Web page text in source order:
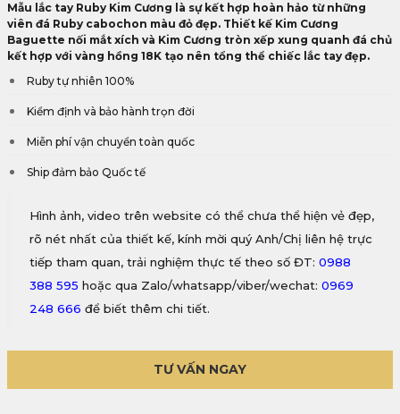
Mẫu lắc tay Ruby Kim Cương là sự kết hợp hoàn hảo từ những
viên đá Ruby cabochon màu đỏ đẹp. Thiết kế Kim Cương
Baguette nối mắt xích và Kim Cương tròn xếp xung quanh đá chủ
kết hợp với vàng hồng 18K tạo nên tổng thể chiếc lắc tay đẹp.
Ruby tự nhiên 100%
Kiểm định và bảo hành trọn đời
Miễn phí vận chuyển toàn quốc
Ship đảm bảo Quốc tế
Hình ảnh, video trên website có thể chưa thể hiện vẻ đẹp,
rõ nét nhất của thiết kế, kính mời quý Anh/Chị liên hệ trực
tiếp tham quan, trải nghiệm thực tế theo số ĐT: 0988
388 595 hoặc qua Zalo/whatsapp/viber/wechat: 0969
248 666 để biết thêm chi tiết.
TƯ VẤN NGAY